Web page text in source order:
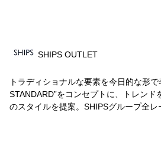
SHIPS OUTLET
トラディショナルな要素を今日的な形
STANDARD”をコンセプトに、トレンド
のスタイルを提案。SHIPSグループ全レ